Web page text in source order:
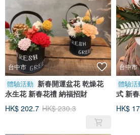
台中市
體驗活動 新春開運盆花 乾燥花
永生花 新春花禮 納福招財
HK$ 202.7 HK$ 230.3
台中市
體驗活
式 新
HK$